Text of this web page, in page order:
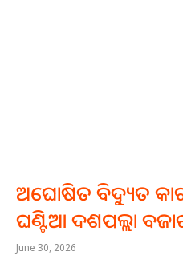
ଅଘୋଷିତ ବିଦ୍ୟୁତ କାଟ
ଘଣ୍ଟିଆ ଦଶପଲ୍ଲା
June 30, 2026